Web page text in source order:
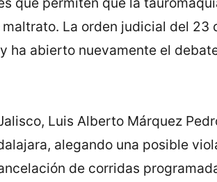
La orden judicial del 23
ha abierto nuevamente el
Luis Alberto Márquez
alegando una posible
de corridas